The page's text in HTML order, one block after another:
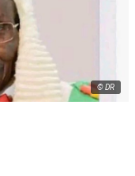
© DR